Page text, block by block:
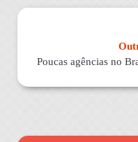
Poucas agências no